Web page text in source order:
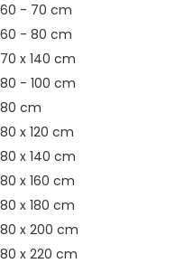
60 - 70 cm
60 - 80 cm
70 x 140 cm
80 - 100 cm
80 cm
80 x 120 cm
80 x 140 cm
80 x 160 cm
80 x 180 cm
80 x 200 cm
80 x 220 cm